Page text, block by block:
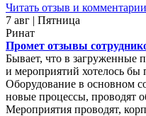
Читать отзыв и комментарии
7 авг | Пятница
Ринат
Промет отзывы
Бывает, что в загруженные
и мероприятий хотелось бы
Оборудование в основном
новые процессы, проводят
Мероприятия проводят,